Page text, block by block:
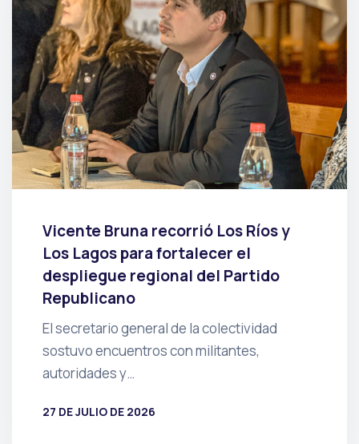
Vicente Bruna recorrió Los Ríos y
Los Lagos para fortalecer el
despliegue regional del Partido
Republicano
El secretario general de la colectividad
sostuvo encuentros con militantes,
autoridades y…
27 DE JULIO DE 2026